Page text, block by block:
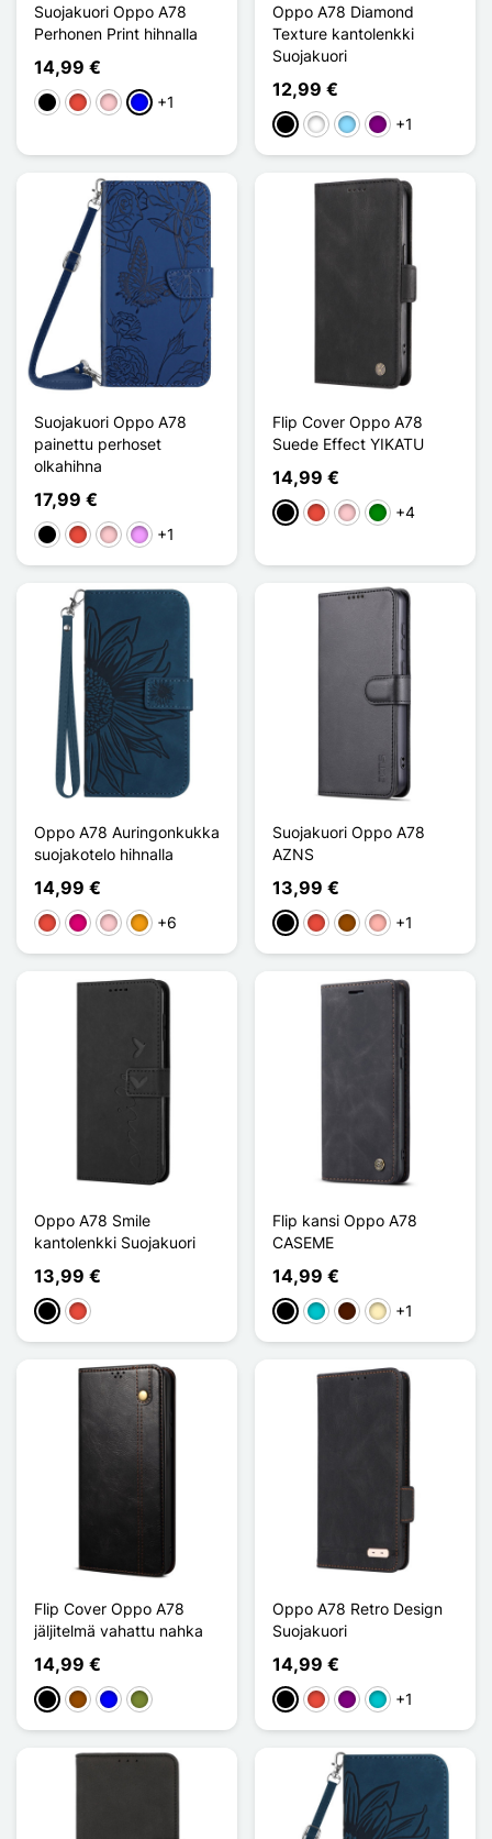
Suojakuori Oppo A78
Perhonen Print hihnalla
14,99 €
MustaPunainen
PinkkiSininen
+1
Oppo A78 Diamond
Texture kantolenkki
Suojakuori
12,99 €
MustaValkoinenBleu Clair
Violet
+1
Suojakuori Oppo A78
painettu perhoset
olkahihna
17,99 €
MustaPunainen
PinkkiViolet Clair
+1
Flip Cover Oppo A78
Suede Effect YIKATU
14,99 €
MustaPunainen
PinkkiVihreä
+4
Oppo A78 Auringonkukka
suojakotelo hihnalla
14,99 €
Punainen
Magenta
PinkkiOranssi
+6
Suojakuori Oppo A78
AZNS
13,99 €
MustaPunainen
RuskeaOr Rose
+1
Oppo A78 Smile
kantolenkki Suojakuori
13,99 €
MustaPunainen
Flip kansi Oppo A78
CASEME
14,99 €
MustaTurquoise
Marron Foncé
Marron Clair
+1
Flip Cover Oppo A78
jäljitelmä vahattu nahka
14,99 €
MustaRuskeaSininen
Kaki
Oppo A78 Retro Design
Suojakuori
14,99 €
MustaPunainen
VioletTurquoise
+1